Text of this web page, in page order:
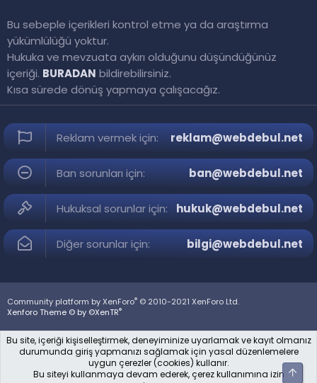
Bu sebeple içerikleri kontrol etme ya da araştırma
yükümlülüğü yoktur.
Hukuka ve mevzuata aykırı olduğunu düşündüğünüz
içeriği. BURADAN bildirebilirsiniz.
Kısa sürede dönüş yapmaya çalışacağız.
Reklam vermek için: reklam@webdebul.net
Ban sorunları için: ban@webdebul.net
Hukuksal sorunlar için: hukuk@webdebul.net
Diğer sorunlar için: bilgi@webdebul.net
Community platform by XenForo® © 2010-2021 XenForo Ltd.
Xenforo Theme © by ©XenTR®
Bu site, içeriği kişiselleştirmek, deneyiminize uyarlamak ve kayıt olmanız
durumunda giriş yapmanızı sağlamak için yasal düzenlemelere
uygun çerezler (cookies) kullanır.
Bu siteyi kullanmaya devam ederek, çerez kullanımına izin
Üst